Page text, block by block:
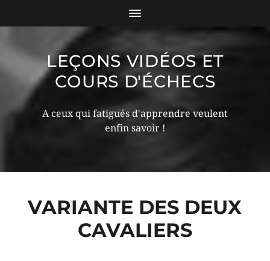
LEÇONS VIDÉOS ET
COURS D'ÉCHECS
A ceux qui fatigués d'apprendre veulent
enfin savoir !
VARIANTE DES DEUX
CAVALIERS